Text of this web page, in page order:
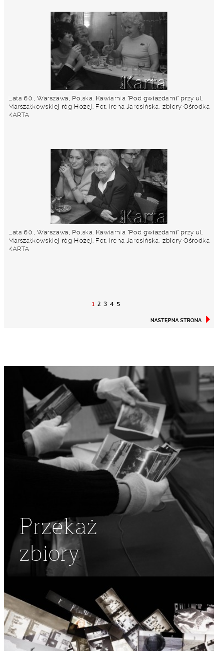
Lata 60., Warszawa, Polska. Kawiarnia "Pod gwiazdami" przy ul.
Marszałkowskiej róg Hożej. Fot. Irena Jarosińska, zbiory Ośrodka
KARTA
Lata 60., Warszawa, Polska. Kawiarnia "Pod gwiazdami" przy ul.
Marszałkowskiej róg Hożej. Fot. Irena Jarosińska, zbiory Ośrodka
KARTA
1 2 3 4 5
NASTĘPNA STRONA
Przekaż
zbiory